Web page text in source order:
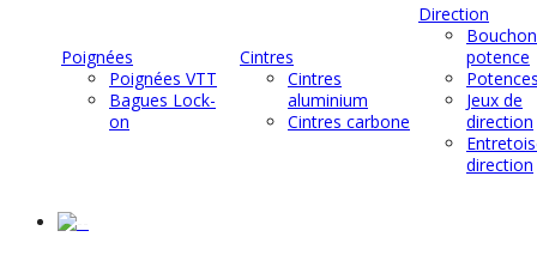
Poignées
Poignées VTT
Bagues Lock-
on
Cintres
Cintres
aluminium
Cintres carbone
Direction
potence
Jeux de
direction
direction